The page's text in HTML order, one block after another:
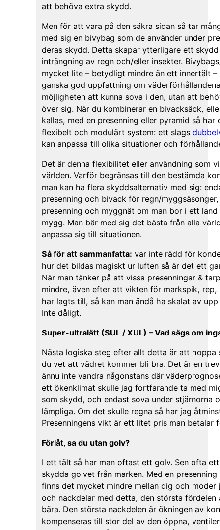
att behöva extra skydd.
Men för att vara på den säkra sidan så tar
med sig en bivybag som de använder under
deras skydd. Detta skapar ytterligare ett
inträngning av regn och/eller insekter.
mycket lite – betydligt mindre än ett innertält
ganska god uppfattning om
möjligheten att kunna sova i den, utan att
över sig. När du kombinerar en bivacksäck,
kallas, med en presenning eller pyramid så
flexibelt och modulärt system: ett slags
kan anpassa till olika situationer och
Det är denna flexibilitet eller användning som
världen. Varför begränsas till den bestämda
man kan ha flera skyddsalternativ med sig:
presenning och bivack för regn/
presenning och myggnät om man bor i ett
mygg. Man bär med sig det bästa från alla
anpassa sig till situationen.
Så för att sammanfatta: var inte rädd för
hur det bildas magiskt ur luften så är det ett
När man tänker på att vissa presenningar &
mindre, även efter att vikten för markspik,
har lagts till, så kan man ändå ha skalat av
Inte dåligt.
Super-ultralätt (SUL / XUL) – Vad sägs om
Nästa logiska steg efter allt detta är att
du vet att vädret kommer bli bra. Det är en
ännu inte vandra någonstans där
ett ökenklimat skulle jag fortfarande ta med
som skydd, och endast sova under stjärnorna
lämpliga. Om det skulle regna så har jag
Presenningens vikt är ett litet pris man betalar
Förlåt, sa du utan golv?
I ett tält så har man oftast ett golv. Sen ofta
skydda golvet från marken. Med en
finns det mycket mindre mellan dig och moder
och nackdelar med detta, den största
bära. Den största nackdelen är ökningen av
kompenseras till stor del av den öppna,